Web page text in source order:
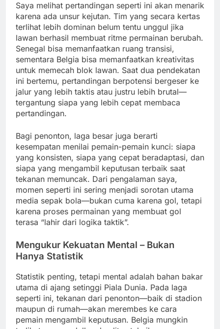
Saya melihat pertandingan seperti ini akan menarik
karena ada unsur kejutan. Tim yang secara kertas
terlihat lebih dominan belum tentu unggul jika
lawan berhasil membuat ritme permainan berubah.
Senegal bisa memanfaatkan ruang transisi,
sementara Belgia bisa memanfaatkan kreativitas
untuk memecah blok lawan. Saat dua pendekatan
ini bertemu, pertandingan berpotensi bergeser ke
jalur yang lebih taktis atau justru lebih brutal—
tergantung siapa yang lebih cepat membaca
pertandingan.
Bagi penonton, laga besar juga berarti
kesempatan menilai pemain-pemain kunci: siapa
yang konsisten, siapa yang cepat beradaptasi, dan
siapa yang mengambil keputusan terbaik saat
tekanan memuncak. Dari pengalaman saya,
momen seperti ini sering menjadi sorotan utama
media sepak bola—bukan cuma karena gol, tetapi
karena proses permainan yang membuat gol
terasa “lahir dari logika taktik”.
Mengukur Kekuatan Mental – Bukan
Hanya Statistik
Statistik penting, tetapi mental adalah bahan bakar
utama di ajang setinggi Piala Dunia. Pada laga
seperti ini, tekanan dari penonton—baik di stadion
maupun di rumah—akan merembes ke cara
pemain mengambil keputusan. Belgia mungkin